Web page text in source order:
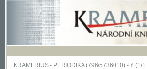
KRAMERIUS-PERIODIKA(796/5736010) -Y(1/179)